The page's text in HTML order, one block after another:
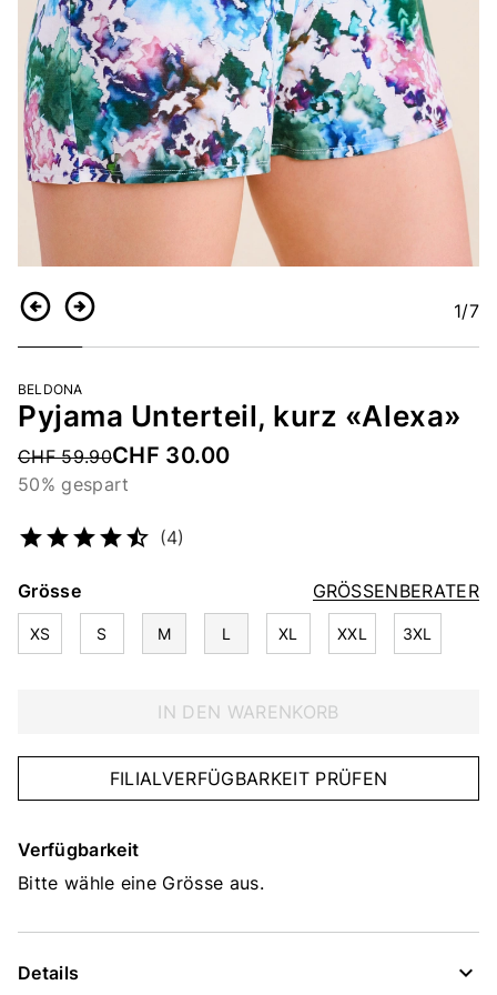
ZurückWeiter 1/7
BELDONA
Pyjama Unterteil, kurz «Alexa»
Price reduced from
CHF 59.90CHF 30.00
50% gespart
(4)
GRÖSSENBERATER
Grösse
XS S M L XL XXL 3XL
IN DEN WARENKORB
FILIALVERFÜGBARKEIT PRÜFEN
Verfügbarkeit
Bitte wähle eine Grösse aus.
Details